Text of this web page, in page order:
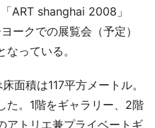
ART shanghai 2008」
ークでの展覧会（予定）
っている。
面積は117平方メートル。
た。1階をギャラリー、2階
アトリエ兼プライベートギ